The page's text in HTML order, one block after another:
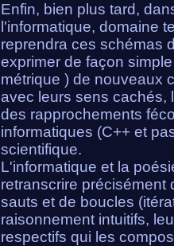
Enfin, bien plus tard,
l'informatique, domaine
reprendra ces schémas
exprimer de façon
métrique ) de nouveaux
avec leurs sens cachés,
des rapprochements
informatiques (C++ et
scientifique.
L'informatique et la
retranscrire précisément
sauts et de boucles
raisonnement intuitifs,
respectifs qui les